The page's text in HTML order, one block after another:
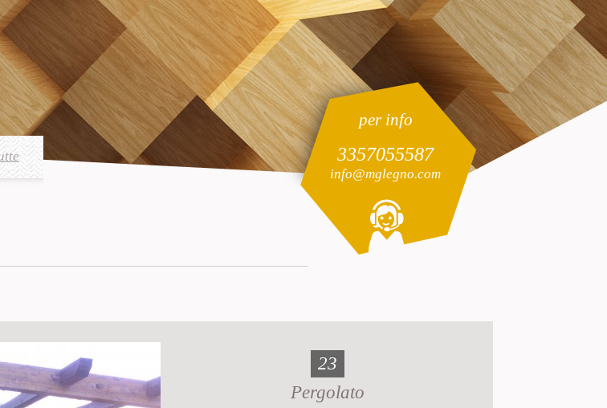
per info
3357055587
info@mglegno.com
23
Pergolato